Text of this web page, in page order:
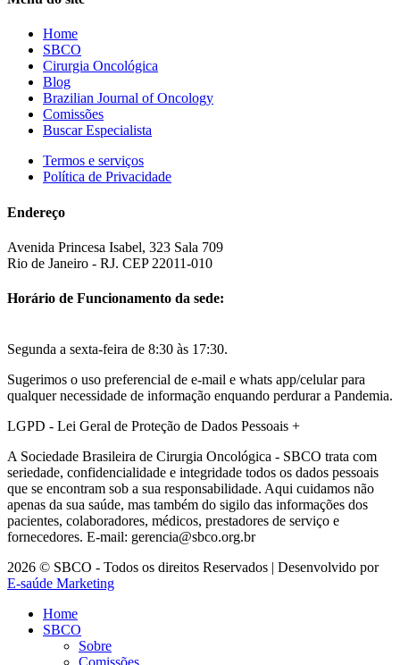
Home
SBCO
Cirurgia Oncológica
Blog
Brazilian Journal of Oncology
Comissões
Buscar Especialista
Termos e serviços
Política de Privacidade
Endereço
Avenida Princesa Isabel, 323 Sala 709
Rio de Janeiro - RJ. CEP 22011-010
Horário de Funcionamento da sede:
Segunda a sexta-feira de 8:30 às 17:30.
Sugerimos o uso preferencial de e-mail e whats app/celular para
qualquer necessidade de informação enquando perdurar a Pandemia.
LGPD - Lei Geral de Proteção de Dados Pessoais +
A Sociedade Brasileira de Cirurgia Oncológica - SBCO trata com
seriedade, confidencialidade e integridade todos os dados pessoais
que se encontram sob a sua responsabilidade. Aqui cuidamos não
apenas da sua saúde, mas também do sigilo das informações dos
pacientes, colaboradores, médicos, prestadores de serviço e
fornecedores. E-mail: gerencia@sbco.org.br
2026 © SBCO - Todos os direitos Reservados | Desenvolvido por
E-saúde Marketing
Home
SBCO
Sobre